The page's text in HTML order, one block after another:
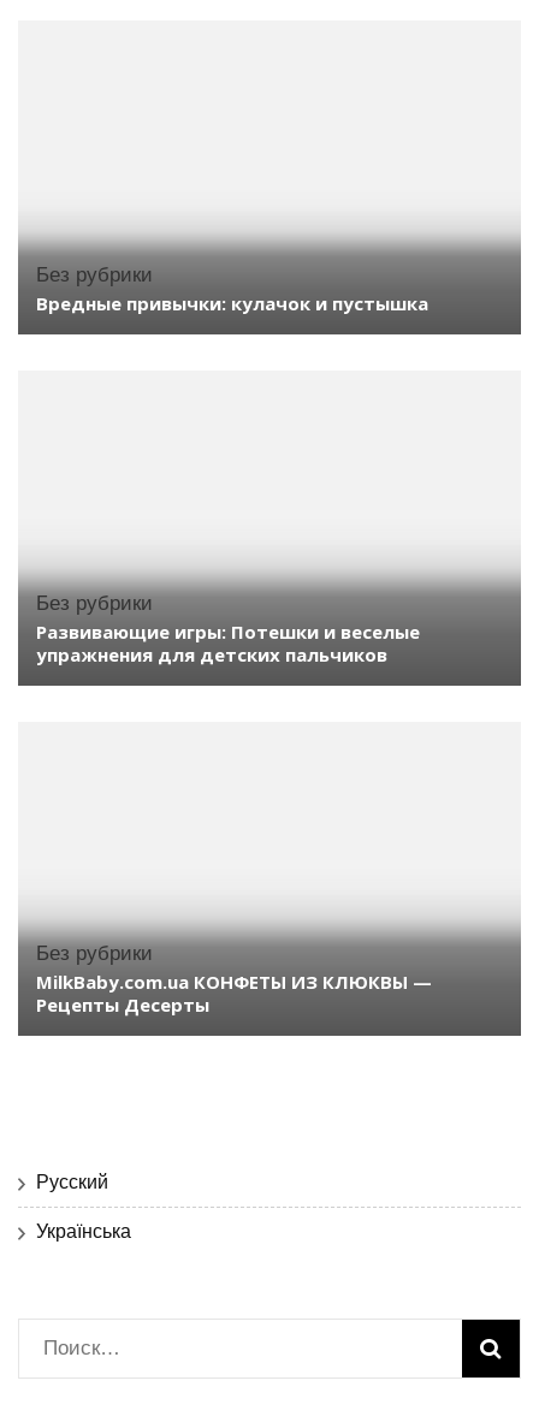
Без рубрики
Вредные привычки: кулачок и пустышка
Без рубрики
Развивающие игры: Потешки и веселые
упражнения для детских пальчиков
Без рубрики
MilkBaby.com.ua КОНФЕТЫ ИЗ КЛЮКВЫ —
Рецепты Десерты
Русский
Українська
Найти: